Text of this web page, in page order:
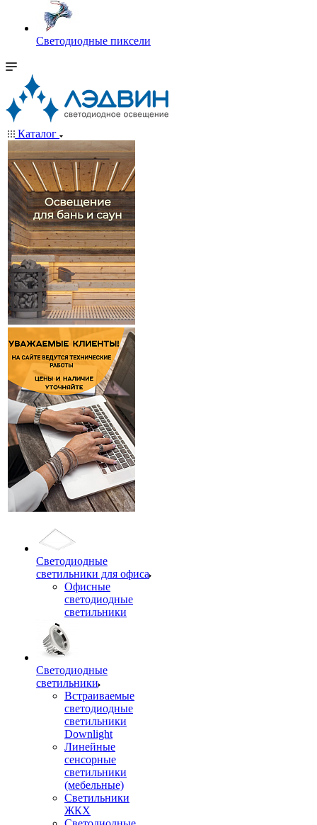
Светодиодные пиксели
Каталог
Светодиодные
светильники для офиса
Офисные
светодиодные
светильники
Светодиодные
светильники
Встраиваемые
светодиодные
светильники
Downlight
Линейные
сенсорные
светильники
(мебельные)
Светильники
ЖКХ